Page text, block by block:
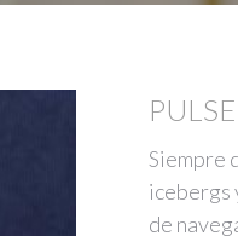
Siempre
icebergs
de